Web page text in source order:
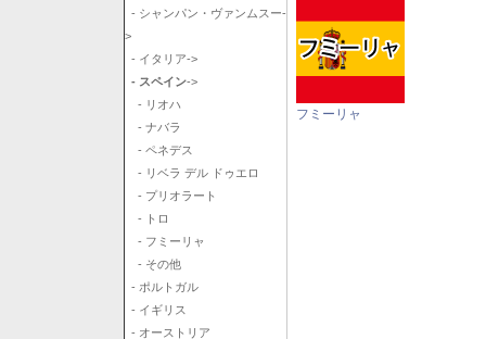
- シャンパン・ヴァンムスー-
>
- イタリア->
- スペイン->
- リオハ
- ナバラ
- ペネデス
- リベラ デル ドゥエロ
- プリオラート
- トロ
- フミーリャ
- その他
- ポルトガル
- イギリス
- オーストリア
フミーリャ